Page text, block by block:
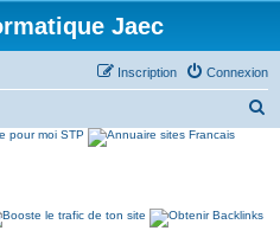
Jaec
Connexion
Inscription